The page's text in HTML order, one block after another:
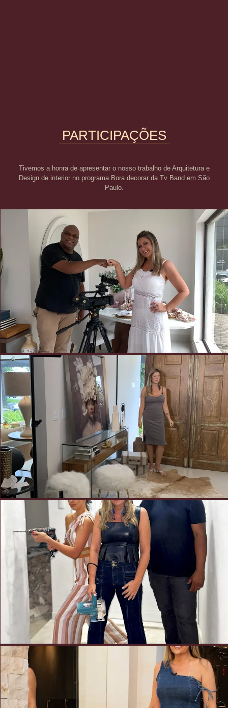
PARTICIPAÇÕES
Tivemos a honra de apresentar o nosso trabalho de Arquitetura e
Design de interior no programa Bora decorar da Tv Band em São
Paulo.